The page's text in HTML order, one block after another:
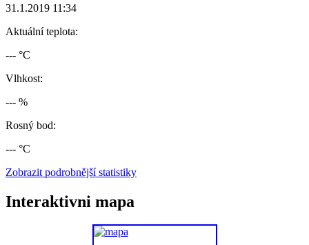
31.1.2019 11:34
Aktuální teplota:
--- °C
Vlhkost:
--- %
Rosný bod:
--- °C
Zobrazit podrobnější statistiky
Interaktivni mapa